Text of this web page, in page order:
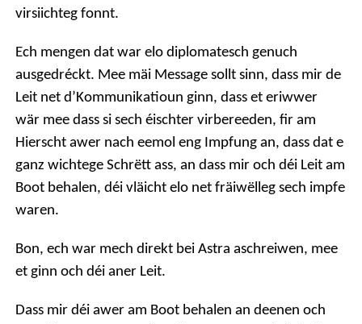
virsiichteg fonnt.
Ech mengen dat war elo diplomatesch genuch
ausgedréckt. Mee mäi Message sollt sinn, dass mir de
Leit net d’Kommunikatioun ginn, dass et eriwwer
wär mee dass si sech éischter virbereeden, fir am
Hierscht awer nach eemol eng Impfung an, dass dat e
ganz wichtege Schrëtt ass, an dass mir och déi Leit am
Boot behalen, déi vläicht elo net fräiwëlleg sech impfe
waren.
Bon, ech war mech direkt bei Astra aschreiwen, mee
et ginn och déi aner Leit.
Dass mir déi awer am Boot behalen an deenen och